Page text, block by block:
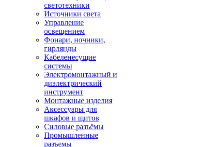
светотехники
Источники света
Управление
освещением
Фонари, ночники,
гирлянды
Кабеленесущие
системы
Электромонтажный и
диэлектрический
инструмент
Монтажные изделия
Аксессуары для
шкафов и щитов
Силовые разъёмы
Промышленные
разъемы